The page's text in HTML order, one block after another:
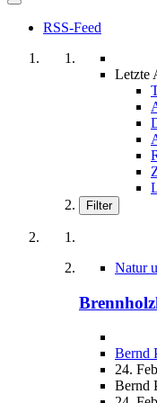
RSS-Feed
Letzte
Filter
Natur
Bernd
24.
Bernd